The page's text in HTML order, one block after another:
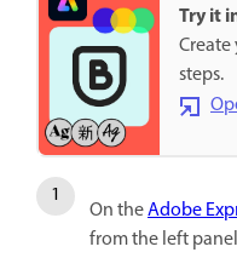
Try it
steps.
On theAdobe
from the left